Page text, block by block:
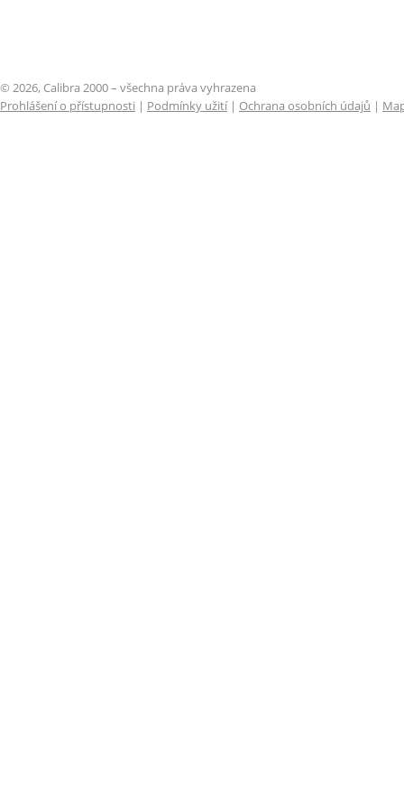
© 2026, Calibra 2000 – všechna práva vyhrazena
Prohlášení o přístupnosti | Podmínky užití| Ochrana osobních údajů |